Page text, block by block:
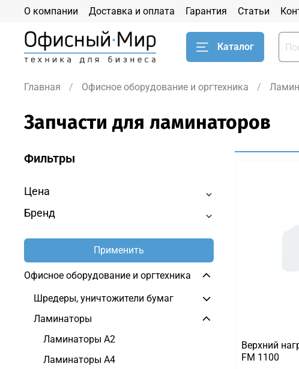
О компании Доставка и оплата Гарантия Статьи
Каталог
Главная Офисное оборудование и оргтехника
Запчасти для ламинаторов
Верхний
FM 1100
Фильтры
Цена
Бренд
Применить
Офисное оборудование и оргтехника
Шредеры, уничтожители бумаг
Ламинаторы
Ламинаторы A2
Ламинаторы A4